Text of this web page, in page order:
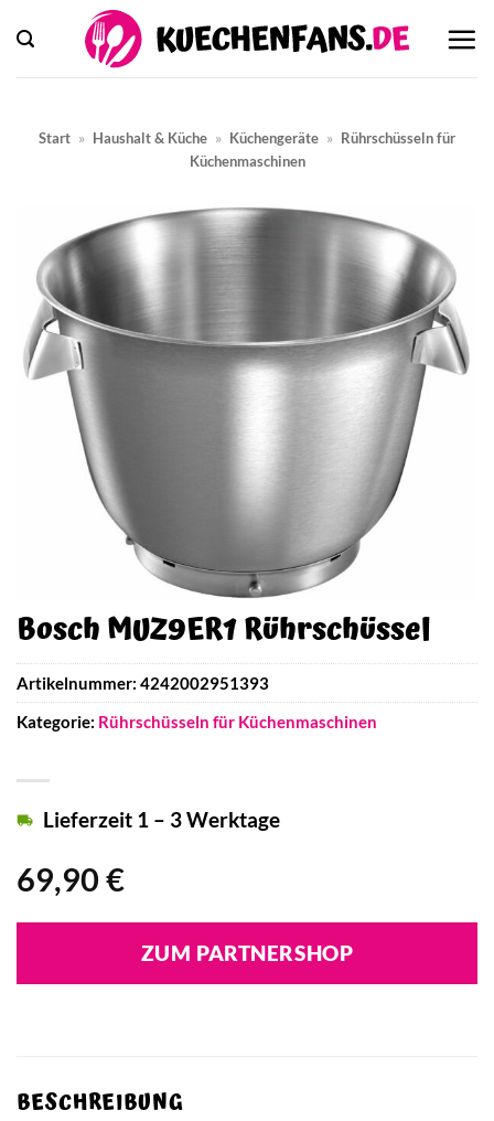
Inhalt
springen
Start » Haushalt & Küche » Küchengeräte » Rührschüsseln für
Küchenmaschinen
Bosch MUZ9ER1 Rührschüssel
69,90 €
Lieferzeit 1 – 3 Werktage
ZUM PARTNERSHOP
Artikelnummer: 4242002951393
Kategorie: Rührschüsseln für Küchenmaschinen
BESCHREIBUNG